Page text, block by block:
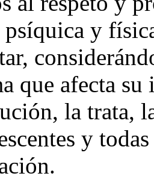
y
que afecta
la trata,
y